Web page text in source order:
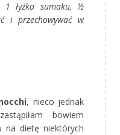
1 łyżka sumaku, ½
i przechowywać w
, nieco jednak
bowiem
na dietę niektórych